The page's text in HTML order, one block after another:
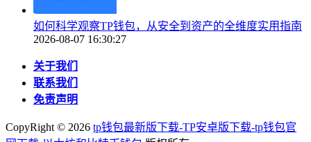
如何科学观察TP钱包，从安全到资产的全维度实用指南
2026-08-07 16:30:27
关于我们
联系我们
免责声明
CopyRight © 2026 tp钱包最新版下载-TP安卓版下载-tp钱包官